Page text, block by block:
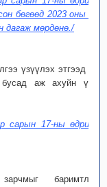
бөгөөд 2023 оны 01
дагаж мөрдөнө./
үзүүлэх этгээд нь
аж ахуйн үйл
сарын 17-ны өдрийн
баримтлан